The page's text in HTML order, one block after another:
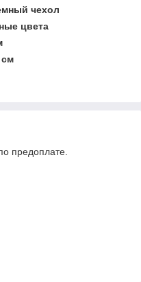
чехол
цвета
см
предоплате.